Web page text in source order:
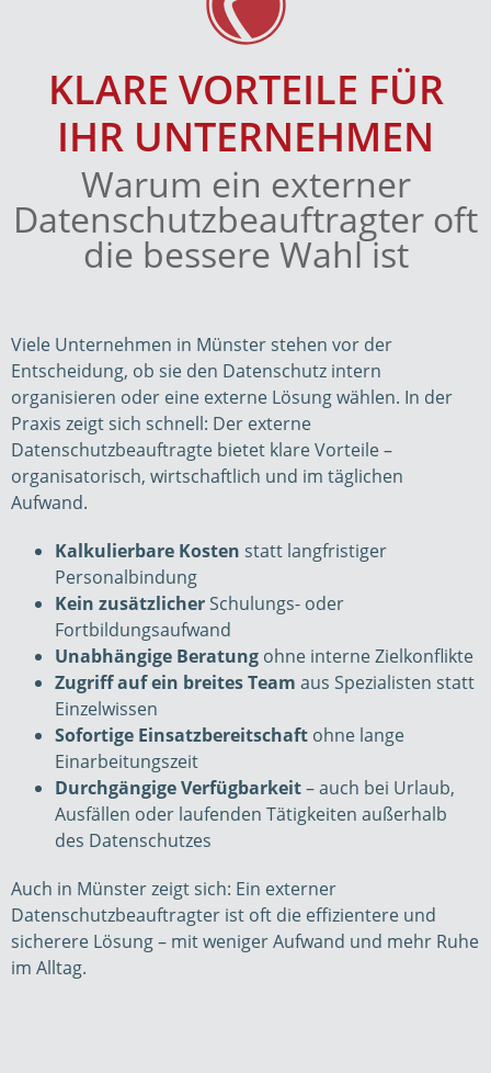
KLARE VORTEILE FÜR
IHR UNTERNEHMEN
Warum ein externer
Datenschutzbeauftragter oft
die bessere Wahl ist
Viele Unternehmen in Münster stehen vor der
Entscheidung, ob sie den Datenschutz intern
organisieren oder eine externe Lösung wählen. In der
Praxis zeigt sich schnell: Der externe
Datenschutzbeauftragte bietet klare Vorteile –
organisatorisch, wirtschaftlich und im täglichen
Aufwand.
Kalkulierbare Kosten statt langfristiger
Personalbindung
Kein zusätzlicherSchulungs- oder
Fortbildungsaufwand
Unabhängige Beratung ohne interne Zielkonflikte
Zugriff auf ein breites Team aus Spezialisten statt
Einzelwissen
Sofortige Einsatzbereitschaft ohne lange
Einarbeitungszeit
Durchgängige Verfügbarkeit– auch bei Urlaub,
Ausfällen oder laufenden Tätigkeiten außerhalb
des Datenschutzes
Auch in Münster zeigt sich: Ein externer
Datenschutzbeauftragter ist oft die effizientere und
sicherere Lösung – mit weniger Aufwand und mehr Ruhe
im Alltag.